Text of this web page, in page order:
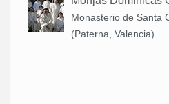
Monasterio de Santa
(Paterna, Valencia)